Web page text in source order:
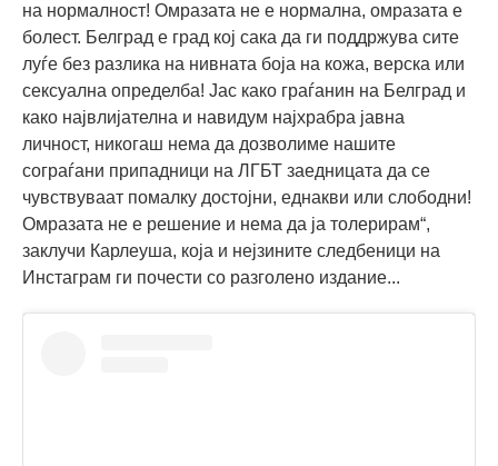
на нормалност! Омразата не е нормална, омразата е
болест. Белград е град кој сака да ги поддржува сите
луѓе без разлика на нивната боја на кожа, верска или
сексуална определба! Јас како граѓанин на Белград и
како највлијателна и навидум најхрабра јавна
личност, никогаш нема да дозволиме нашите
сограѓани припадници на ЛГБТ заедницата да се
чувствуваат помалку достојни, еднакви или слободни!
Омразата не е решение и нема да ја толерирам“,
заклучи Карлеуша, која и нејзините следбеници на
Инстаграм ги почести со разголено издание...